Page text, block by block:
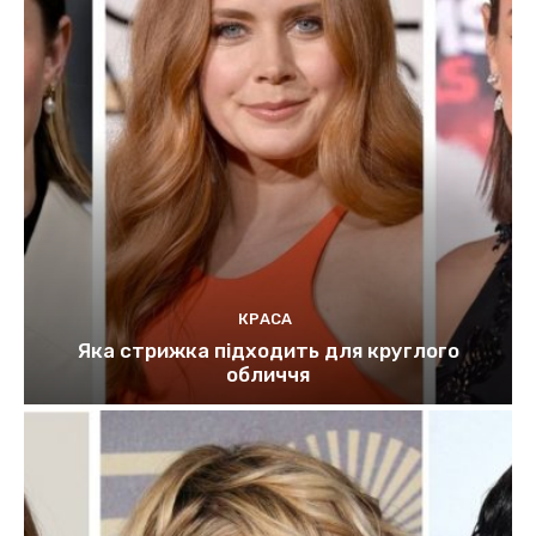
КРАСА
Яка стрижка підходить для круглого
обличчя